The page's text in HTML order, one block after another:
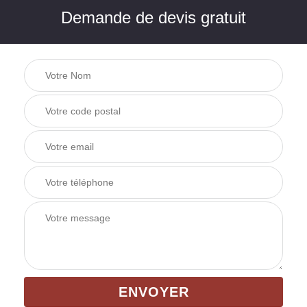
Demande de devis gratuit